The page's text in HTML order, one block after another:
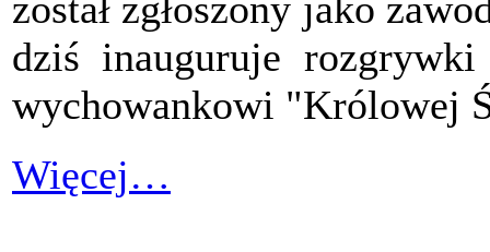
dziś inauguruje
wychowankowi "Królowej
Więcej…